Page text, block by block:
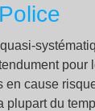
pour
en cause
plupart du